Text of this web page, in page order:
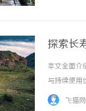
探索长
本文全面介
与持续使
飞猫网